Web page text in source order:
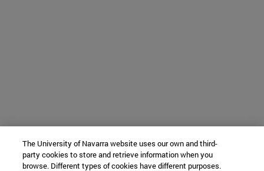
The University of Navarra website uses our own and third-
party cookies to store and retrieve information when you
browse. Different types of cookies have different purposes.